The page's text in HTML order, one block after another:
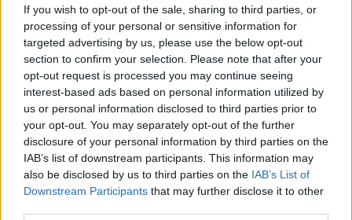
If you wish to opt-out of the sale, sharing to third parties, or
processing of your personal or sensitive information for
targeted advertising by us, please use the below opt-out
section to confirm your selection. Please note that after your
opt-out request is processed you may continue seeing
interest-based ads based on personal information utilized by
us or personal information disclosed to third parties prior to
your opt-out. You may separately opt-out of the further
disclosure of your personal information by third parties on the
IAB’s list of downstream participants. This information may
also be disclosed by us to third parties on the IAB’s List of
Downstream Participants that may further disclose it to other
nem